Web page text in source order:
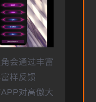
会通过丰富
样反馈
对高傲大